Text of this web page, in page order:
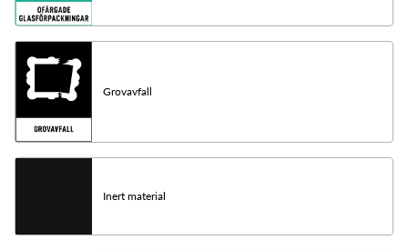
Grovavfall
Inert material